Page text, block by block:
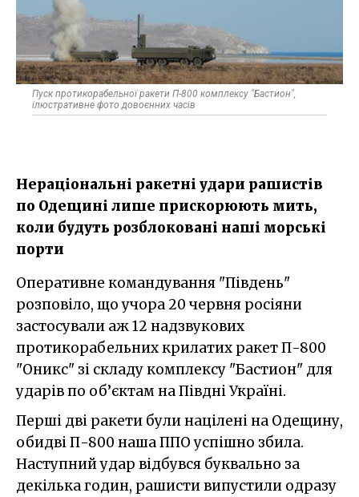
Пуск протикорабельної ракети П-800 комплексу "Бастион",
ілюстративне фото довоєнних часів
Нераціональні ракетні удари рашистів
по Одещині лише прискорюють мить,
коли будуть розблоковані наші морські
порти
Оперативне командування "Південь"
розповіло, що учора 20 червня росіяни
застосували аж 12 надзвукових
протикорабельних крилатих ракет П-800
"Оникс" зі складу комплексу "Бастион" для
ударів по об’єктам на Півдні Україні.
Перші дві ракети були націлені на Одещину,
обидві П-800 наша ППО успішно збила.
Наступний удар відбувся буквально за
декілька годин, рашисти випустили одразу